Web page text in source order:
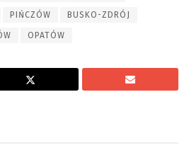
PIŃCZÓW BUSKO-ZDRÓJ
OPATÓW